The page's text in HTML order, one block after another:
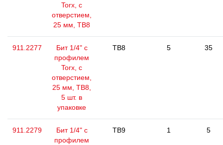
Torx, с
отверстием,
25 мм, ТВ8
911.2277
Бит 1/4" с
профилем
Torx, с
отверстием,
25 мм, ТВ8,
5 шт. в
упаковке
TB8 5 35
911.2279
Бит 1/4" с
профилем
TB9 1 5